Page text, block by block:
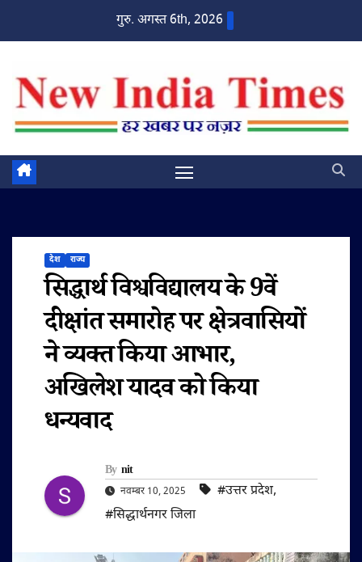
गुरु. अगस्त 6th, 2026
देश राज्य
सिद्धार्थ विश्वविद्यालय के 9वें
दीक्षांत समारोह पर क्षेत्रवासियों
ने व्यक्त किया आभार,
अखिलेश यादव को किया
धन्यवाद
By nit
नवम्बर 10, 2025 #उत्तर प्रदेश,
#सिद्धार्थनगर जिला